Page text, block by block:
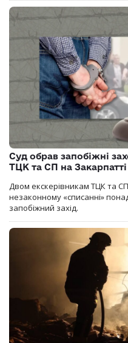
Суд обрав запобіжні
ТЦК та СП на Закарпатті
Двом екскерівникам ТЦК та
незаконному «списанні»
запобіжний захід.